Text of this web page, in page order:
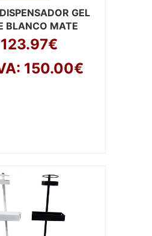
GEL
BLANCO MATE
123.97€
150.00€